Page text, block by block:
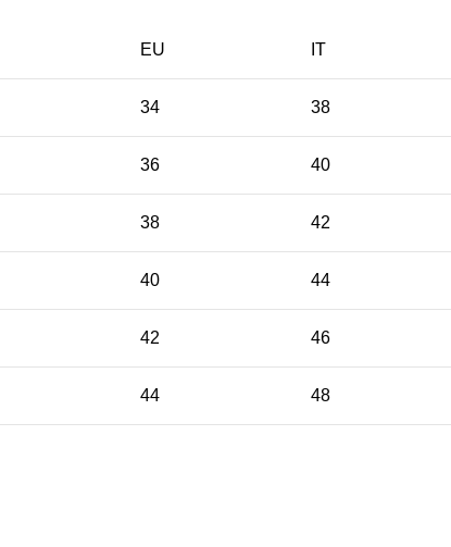
EU ΙΤ
34 38
36 40
38 42
40 44
42 46
44 48